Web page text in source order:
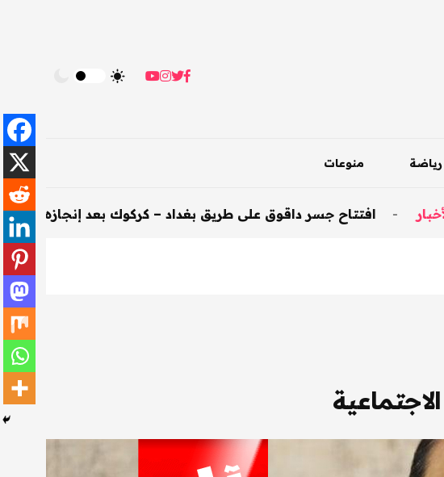
رياضة منوعات
افتتاح جسر داقوق على طريق بغداد – كركوك بعد إنجازه خلال 200 يوم -